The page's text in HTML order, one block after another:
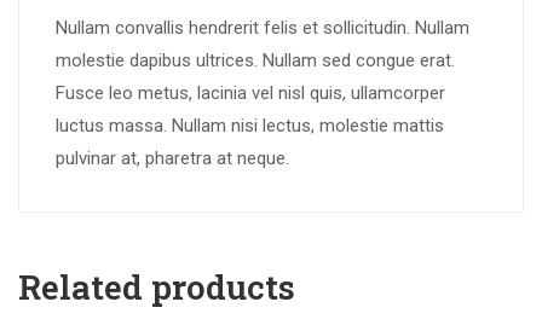
Nullam convallis hendrerit felis et sollicitudin. Nullam
molestie dapibus ultrices. Nullam sed congue erat.
Fusce leo metus, lacinia vel nisl quis, ullamcorper
luctus massa. Nullam nisi lectus, molestie mattis
pulvinar at, pharetra at neque.
Related products